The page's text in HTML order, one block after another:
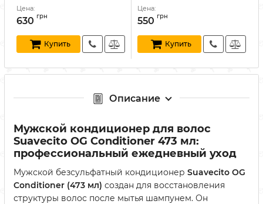
Артикул:
Цена:
630 грн
Купить
Артикул:
Цена:
550 грн
Купить
Описание
Мужской кондиционер для волос
Suavecito OG Conditioner 473 мл:
профессиональный ежедневный уход
Мужской безсульфатный кондиционер Suavecito OG
Conditioner (473 мл) создан для восстановления
структуры волос после мытья шампунем. Он